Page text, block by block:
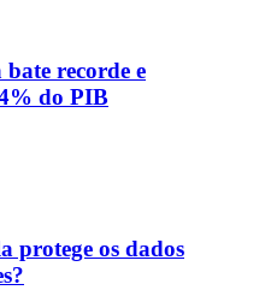
recorde e
do PIB
protege os dados